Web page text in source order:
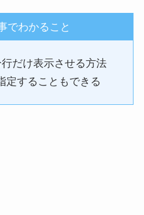
でわかること
だけ表示させる方法
定することもできる